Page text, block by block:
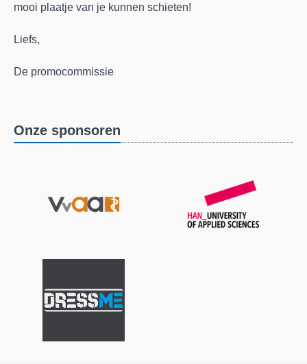
mooi plaatje van je kunnen schieten!
Liefs,
De promocommissie
Onze sponsoren